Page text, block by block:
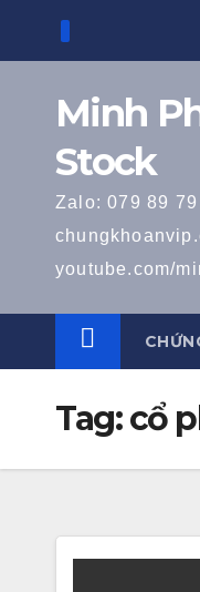
Minh
Stock
Zalo: 079 89 79
youtube.com/
Tag:cổ